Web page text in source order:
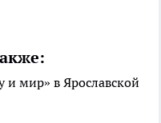
и мир» в Ярославской